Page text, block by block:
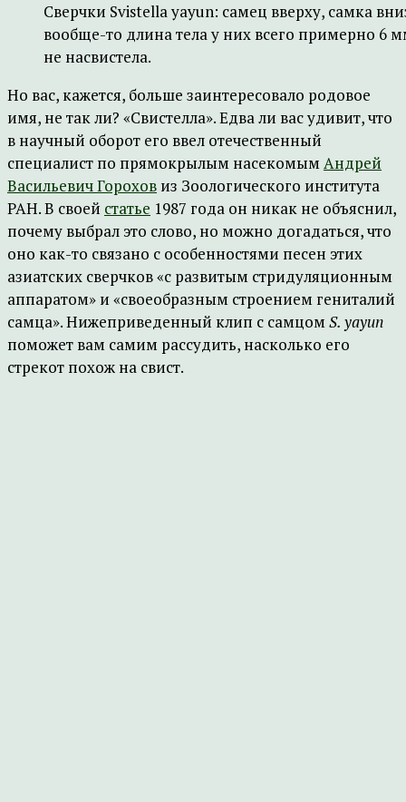
Сверчки Svistella yayun: самец вверху, самка
вообще-то длина тела у них всего примерно 6
не насвистела.
Но вас, кажется, больше заинтересовало родовое
имя, не так ли? «Свистелла». Едва ли вас удивит, что
в научный оборот его ввел отечественный
специалист по прямокрылым насекомымАндрей
Васильевич Горохов из Зоологического института
РАН. В своей статье 1987 года он никак не объяснил,
почему выбрал это слово, но можно догадаться, что
оно как-то связано с особенностями песен этих
азиатских сверчков «с развитым стридуляционным
аппаратом» и «своеобразным строением гениталий
самца». Нижеприведенный клип с самцомS. yayun
поможет вам самим рассудить, насколько его
стрекот похож на свист.